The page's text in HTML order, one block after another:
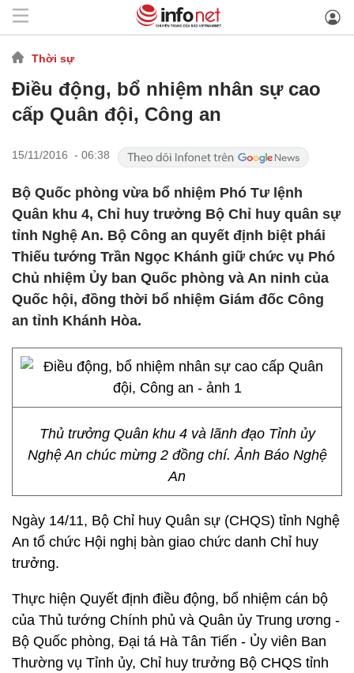
Thời sự
Điều động, bổ nhiệm nhân sự cao
cấp Quân đội, Công an
15/11/2016 - 06:38
Bộ Quốc phòng vừa bổ nhiệm Phó Tư lệnh
Quân khu 4, Chỉ huy trưởng Bộ Chỉ huy quân sự
tỉnh Nghệ An. Bộ Công an quyết định biệt phái
Thiếu tướng Trần Ngọc Khánh giữ chức vụ Phó
Chủ nhiệm Ủy ban Quốc phòng và An ninh của
Quốc hội, đồng thời bổ nhiệm Giám đốc Công
an tỉnh Khánh Hòa.
Thủ trưởng Quân khu 4 và lãnh đạo Tỉnh ủy
Nghệ An chúc mừng 2 đồng chí. Ảnh Báo Nghệ
An
Ngày 14/11, Bộ Chỉ huy Quân sự (CHQS) tỉnh Nghệ
An tổ chức Hội nghị bàn giao chức danh Chỉ huy
trưởng.
Thực hiện Quyết định điều động, bổ nhiệm cán bộ
của Thủ tướng Chính phủ và Quân ủy Trung ương -
Bộ Quốc phòng, Đại tá Hà Tân Tiến - Ủy viên Ban
Thường vụ Tỉnh ủy, Chỉ huy trưởng Bộ CHQS tỉnh